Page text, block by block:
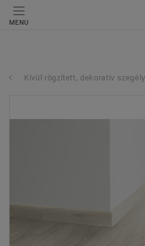
MENU
Kívül rögzített, dekoratív